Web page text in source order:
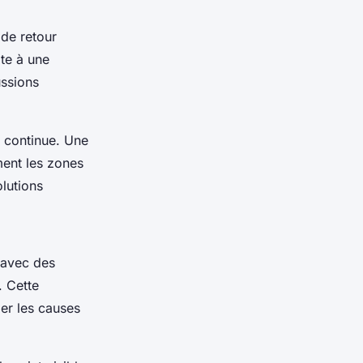
retour
à une
Une
les zones
des
Cette
les causes